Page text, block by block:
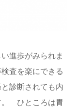
進歩がみられま
査を楽にできる
診断されても内
。 ひところは胃